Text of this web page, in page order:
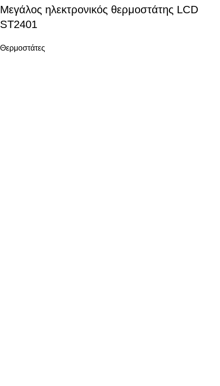
Μεγάλος ηλεκτρονικός θερμοστάτης LCD
ST2401
Θερμοστάτες